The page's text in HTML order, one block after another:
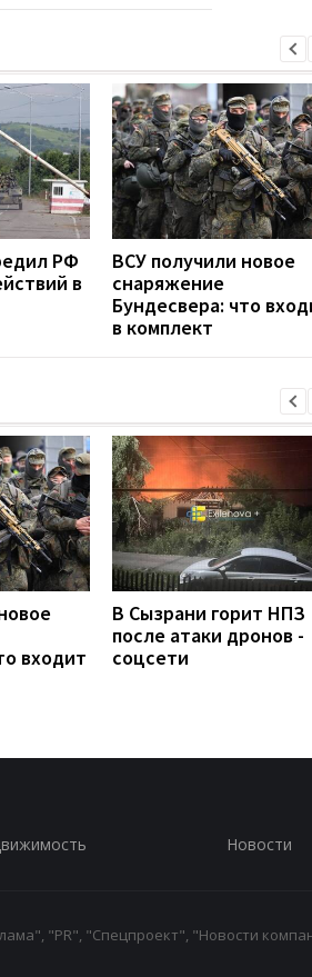
РФ
в
ВСУ получили новое
снаряжение
Бундесвера: что
в комплект
входит
В Сызрани горит НПЗ
после атаки дронов -
соцсети
Новости
"PR", "Спецпроект", "Новости